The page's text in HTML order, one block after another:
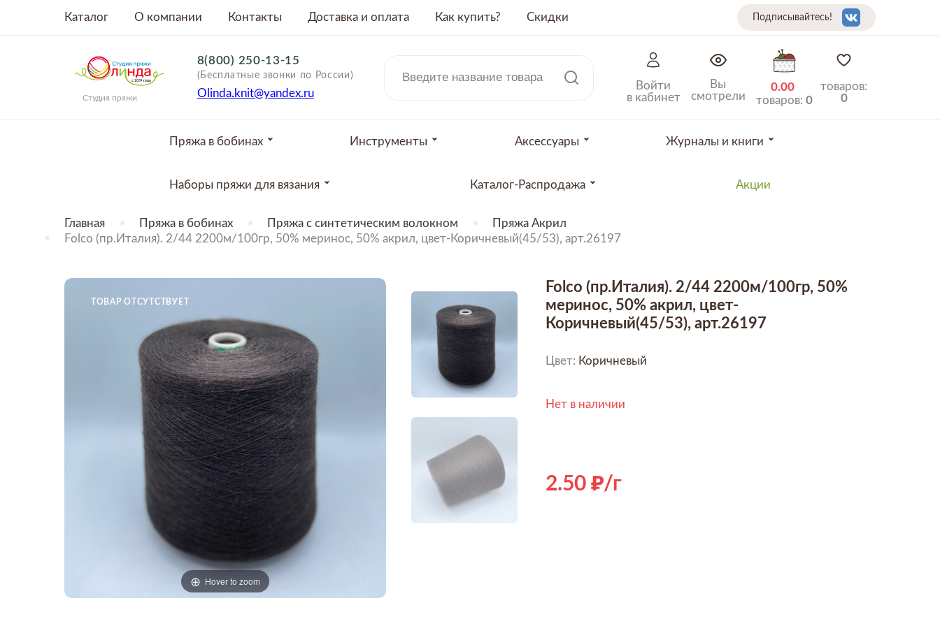
Каталог О компании Контакты Доставка и оплата Как купить? Скидки Подписывайтесь!
Студия пряжи
8(800) 250-13-15
(Бесплатные звонки по России)
Olinda.knit@yandex.ru
Войти
в кабинет
Вы
смотрели
0.00
товаров: 0
товаров:
0
Пряжа в бобинах Инструменты Аксессуары Журналы и книги
Наборы пряжи для вязания Каталог-Распродажа Акции
Главная Пряжа в бобинах Пряжа с синтетическим волокном
Пряжа Акрил
Folco (пр.Италия). 2/44 2200м/100гр, 50% меринос, 50% акрил, цвет-Коричневый(45/53), арт.26197
ТОВАР ОТСУТСТВУЕТ
Hover to zoom
Folco (пр.Италия). 2/44 2200м/100гр, 50%
меринос, 50% акрил, цвет-
Коричневый(45/53), арт.26197
Цвет: Коричневый
Нет в наличии
2.50 /г